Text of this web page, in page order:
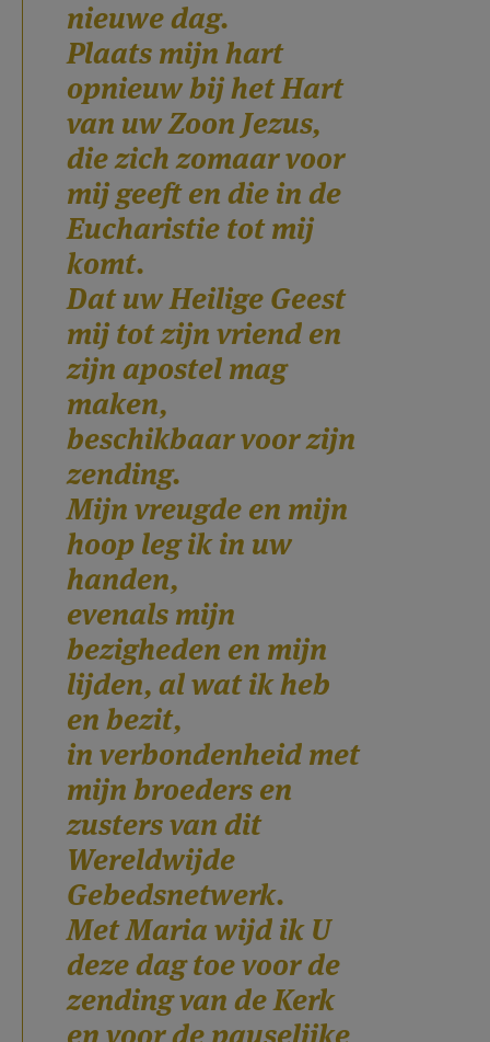
nieuwe dag.
Plaats mijn hart
opnieuw bij het Hart
van uw Zoon Jezus,
die zich zomaar voor
mij geeft en die in de
Eucharistie tot mij
komt.
Dat uw Heilige Geest
mij tot zijn vriend en
zijn apostel mag
maken,
beschikbaar voor zijn
zending.
Mijn vreugde en mijn
hoop leg ik in uw
handen,
evenals mijn
bezigheden en mijn
lijden, al wat ik heb
en bezit,
in verbondenheid met
mijn broeders en
zusters van dit
Wereldwijde
Gebedsnetwerk.
Met Maria wijd ik U
deze dag toe voor de
zending van de Kerk